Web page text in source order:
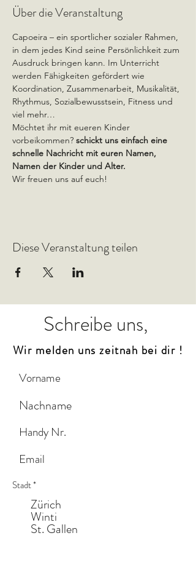
Über die Veranstaltung
Capoeira – ein sportlicher sozialer Rahmen,
in dem jedes Kind seine Persönlichkeit zum
Ausdruck bringen kann. Im Unterricht
werden Fähigkeiten gefördert wie
Koordination, Zusammenarbeit, Musikalität,
Rhythmus, Sozialbewusstsein, Fitness und
viel mehr…
Möchtet ihr mit eueren Kinder
vorbeikommen? schickt uns einfach eine
schnelle Nachricht mit euren Namen,
Namen der Kinder und Alter.
Wir freuen uns auf euch!
Diese Veranstaltung teilen
Schreibe uns,
Wir melden uns zeitnah bei dir !
Stadt*
Zürich
Winti
St. Gallen